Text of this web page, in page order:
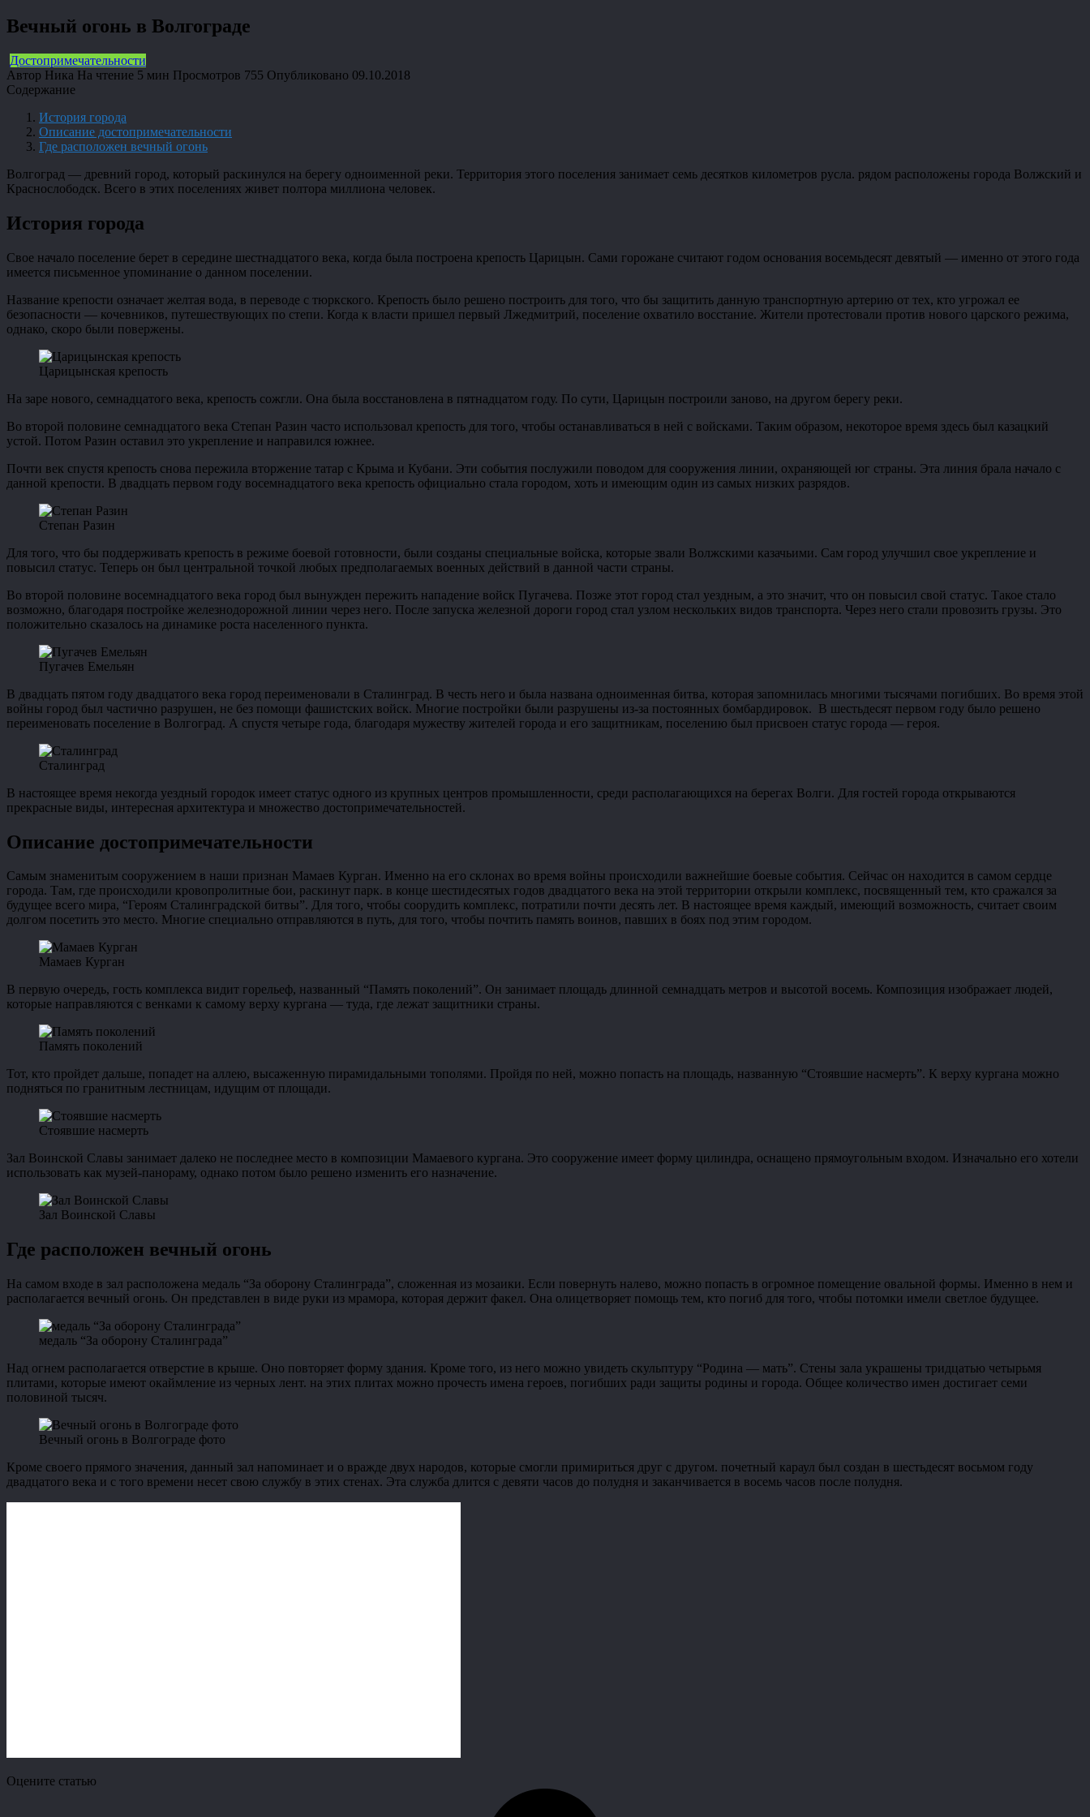
Вечный огонь в Волгограде
Достопримечательности
Автор Ника На чтение 5 мин Просмотров 755 Опубликовано 09.10.2018
Содержание
История города
Описание достопримечательности
Где расположен вечный огонь
Волгоград — древний город, который раскинулся на берегу одноименной реки. Территория этого поселения занимает семь десятков километров русла. рядом расположены города Волжский и
Краснослободск. Всего в этих поселениях живет полтора миллиона человек.
История города
Свое начало поселение берет в середине шестнадцатого века, когда была построена крепость Царицын. Сами горожане считают годом основания восемьдесят девятый — именно от этого года
имеется письменное упоминание о данном поселении.
Название крепости означает желтая вода, в переводе с тюркского. Крепость было решено построить для того, что бы защитить данную транспортную артерию от тех, кто угрожал ее
безопасности — кочевников, путешествующих по степи. Когда к власти пришел первый Лжедмитрий, поселение охватило восстание. Жители протестовали против нового царского режима,
однако, скоро были повержены.
Царицынская крепость
На заре нового, семнадцатого века, крепость сожгли. Она была восстановлена в пятнадцатом году. По сути, Царицын построили заново, на другом берегу реки.
Во второй половине семнадцатого века Степан Разин часто использовал крепость для того, чтобы останавливаться в ней с войсками. Таким образом, некоторое время здесь был казацкий
устой. Потом Разин оставил это укрепление и направился южнее.
Почти век спустя крепость снова пережила вторжение татар с Крыма и Кубани. Эти события послужили поводом для сооружения линии, охраняющей юг страны. Эта линия брала начало с
данной крепости. В двадцать первом году восемнадцатого века крепость официально стала городом, хоть и имеющим один из самых низких разрядов.
Степан Разин
Для того, что бы поддерживать крепость в режиме боевой готовности, были созданы специальные войска, которые звали Волжскими казачьими. Сам город улучшил свое укрепление и
повысил статус. Теперь он был центральной точкой любых предполагаемых военных действий в данной части страны.
Во второй половине восемнадцатого века город был вынужден пережить нападение войск Пугачева. Позже этот город стал уездным, а это значит, что он повысил свой статус. Такое стало
возможно, благодаря постройке железнодорожной линии через него. После запуска железной дороги город стал узлом нескольких видов транспорта. Через него стали провозить грузы. Это
положительно сказалось на динамике роста населенного пункта.
Пугачев Емельян
В двадцать пятом году двадцатого века город переименовали в Сталинград. В честь него и была названа одноименная битва, которая запомнилась многими тысячами погибших. Во время этой
войны город был частично разрушен, не без помощи фашистских войск. Многие постройки были разрушены из-за постоянных бомбардировок. В шестьдесят первом году было решено
переименовать поселение в Волгоград. А спустя четыре года, благодаря мужеству жителей города и его защитникам, поселению был присвоен статус города — героя.
Сталинград
В настоящее время некогда уездный городок имеет статус одного из крупных центров промышленности, среди располагающихся на берегах Волги. Для гостей города открываются
прекрасные виды, интересная архитектура и множество достопримечательностей.
Описание достопримечательности
Самым знаменитым сооружением в наши признан Мамаев Курган. Именно на его склонах во время войны происходили важнейшие боевые события. Сейчас он находится в самом сердце
города. Там, где происходили кровопролитные бои, раскинут парк. в конце шестидесятых годов двадцатого века на этой территории открыли комплекс, посвященный тем, кто сражался за
будущее всего мира, “Героям Сталинградской битвы”. Для того, чтобы соорудить комплекс, потратили почти десять лет. В настоящее время каждый, имеющий возможность, считает своим
долгом посетить это место. Многие специально отправляются в путь, для того, чтобы почтить память воинов, павших в боях под этим городом.
Мамаев Курган
В первую очередь, гость комплекса видит горельеф, названный “Память поколений”. Он занимает площадь длинной семнадцать метров и высотой восемь. Композиция изображает людей,
которые направляются с венками к самому верху кургана — туда, где лежат защитники страны.
Память поколений
Тот, кто пройдет дальше, попадет на аллею, высаженную пирамидальными тополями. Пройдя по ней, можно попасть на площадь, названную “Стоявшие насмерть”. К верху кургана можно
подняться по гранитным лестницам, идущим от площади.
Стоявшие насмерть
Зал Воинской Славы занимает далеко не последнее место в композиции Мамаевого кургана. Это сооружение имеет форму цилиндра, оснащено прямоугольным входом. Изначально его хотели
использовать как музей-панораму, однако потом было решено изменить его назначение.
Зал Воинской Славы
Где расположен вечный огонь
На самом входе в зал расположена медаль “За оборону Сталинграда”, сложенная из мозаики. Если повернуть налево, можно попасть в огромное помещение овальной формы. Именно в нем и
располагается вечный огонь. Он представлен в виде руки из мрамора, которая держит факел. Она олицетворяет помощь тем, кто погиб для того, чтобы потомки имели светлое будущее.
медаль “За оборону Сталинграда”
Над огнем располагается отверстие в крыше. Оно повторяет форму здания. Кроме того, из него можно увидеть скульптуру “Родина — мать”. Стены зала украшены тридцатью четырьмя
плитами, которые имеют окаймление из черных лент. на этих плитах можно прочесть имена героев, погибших ради защиты родины и города. Общее количество имен достигает семи
половиной тысяч.
Вечный огонь в Волгограде фото
Кроме своего прямого значения, данный зал напоминает и о вражде двух народов, которые смогли примириться друг с другом. почетный караул был создан в шестьдесят восьмом году
двадцатого века и с того времени несет свою службу в этих стенах. Эта служба длится с девяти часов до полудня и заканчивается в восемь часов после полудня.
Оцените статью